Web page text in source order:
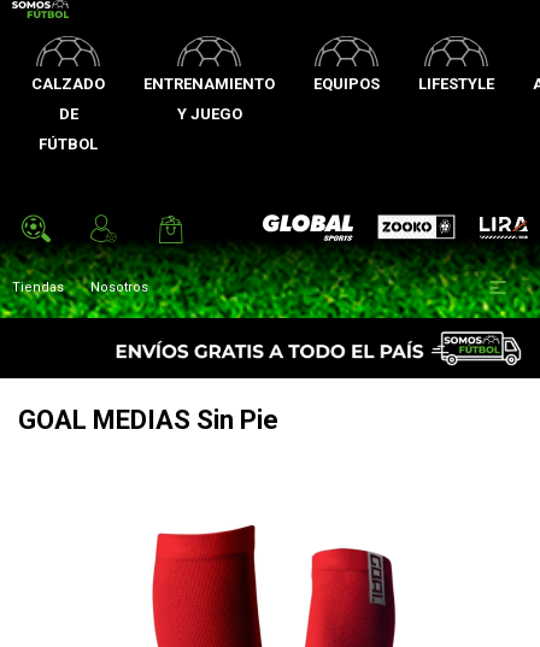
CALZADO
DE
FÚTBOL
ENTRENAMIENTO
Y JUEGO
EQUIPOS LIFESTYLE
Global Sports Zooko Lira
Tiendas Nosotros 
GOAL MEDIAS Sin Pie